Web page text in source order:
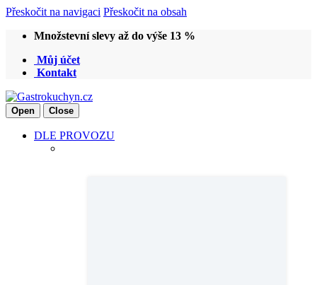
Přeskočit na navigaci Přeskočit na obsah
Množstevní slevy až do výše 13 %
Můj účet
Kontakt
Open Close
DLE PROVOZU